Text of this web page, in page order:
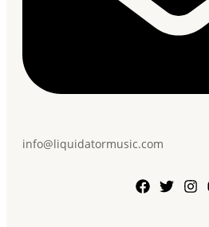
info@liquidatormusic.com